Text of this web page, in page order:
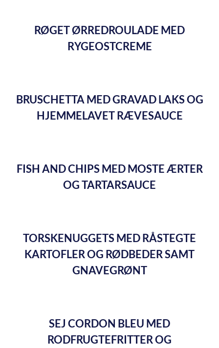
RØGET ØRREDROULADE MED
RYGEOSTCREME
BRUSCHETTA MED GRAVAD LAKS OG
HJEMMELAVET RÆVESAUCE
FISH AND CHIPS MED MOSTE ÆRTER
OG TARTARSAUCE
TORSKENUGGETS MED RÅSTEGTE
KARTOFLER OG RØDBEDER SAMT
GNAVEGRØNT
SEJ CORDON BLEU MED
RODFRUGTEFRITTER OG